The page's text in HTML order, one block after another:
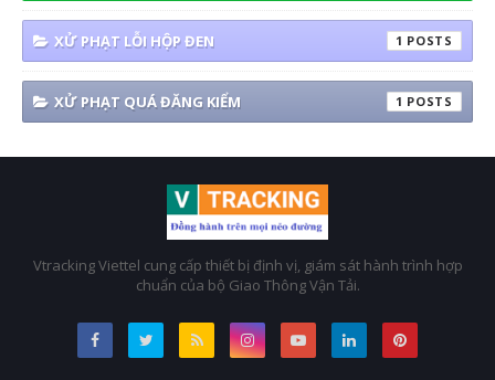
XỬ PHẠT LỖI HỘP ĐEN 1
XỬ PHẠT QUÁ ĐĂNG KIỂM 1
Vtracking Viettel cung cấp thiết bị định vị, giám sát hành trình hợp
chuẩn của bộ Giao Thông Vận Tải.